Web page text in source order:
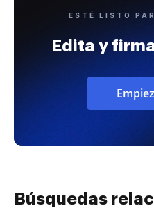
ESTÉ LISTO
Edita y
Búsquedas